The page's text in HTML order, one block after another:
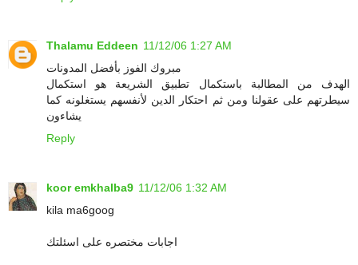
Thalamu Eddeen 11/12/06 1:27 AM
مبروك الفوز بأفضل المدونات
الهدف من المطالبة باستكمال تطبيق الشريعة هو استكمال
سيطرتهم على عقولنا ومن ثم احتكار الدين لأنفسهم يستغلونه كما
يشاءون
Reply
koor emkhalba9 11/12/06 1:32 AM
kila ma6goog
اجابات مختصره على اسئلتك